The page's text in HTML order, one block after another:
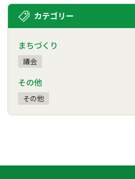
カテゴリー
まちづくり
議会
その他
その他